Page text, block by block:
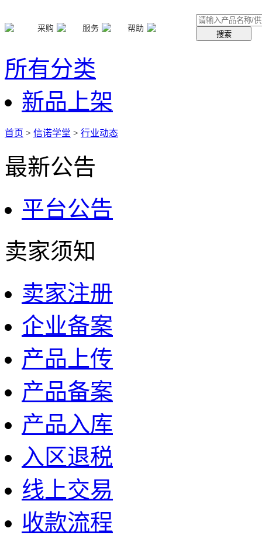
采购 服务 帮助
搜索
所有分类
新品上架
首页 > 信诺学堂 > 行业动态
最新公告
平台公告
卖家须知
卖家注册
企业备案
产品上传
产品备案
产品入库
入区退税
线上交易
收款流程